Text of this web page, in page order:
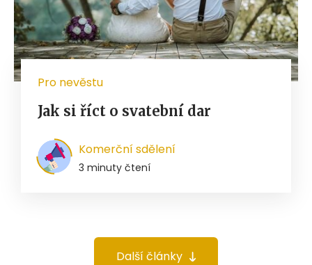
Pro nevěstu
Jak si říct o svatební dar
Komerční sdělení
3 minuty čtení
Další články